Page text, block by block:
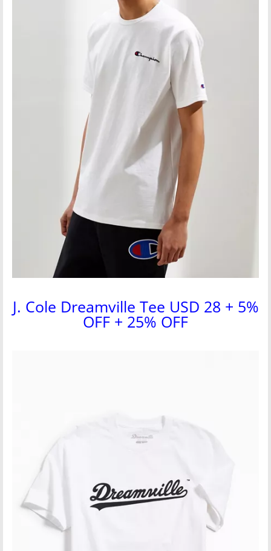
J. Cole Dreamville Tee USD 28 + 5%
OFF + 25% OFF